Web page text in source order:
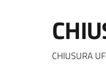
CHIUSURA